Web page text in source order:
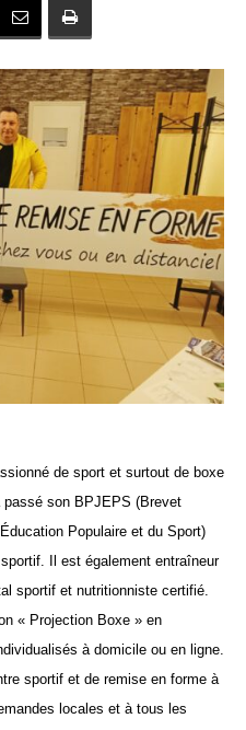
de sport et surtout de boxe
passé son BPJEPS (Brevet
Populaire et du Sport)
Il est également entraîneur
sportif et nutritionniste certifié.
« Projection Boxe » en
à domicile ou en ligne.
sportif et de remise en forme à
locales et à tous les